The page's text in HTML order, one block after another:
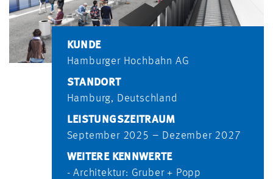
KUNDE
Hamburger Hochbahn AG
STANDORT
Hamburg, Deutschland
LEISTUNGSZEITRAUM
September 2025 – Dezember 2027
WEITERE KENNWERTE
- Architektur: Gruber + Popp